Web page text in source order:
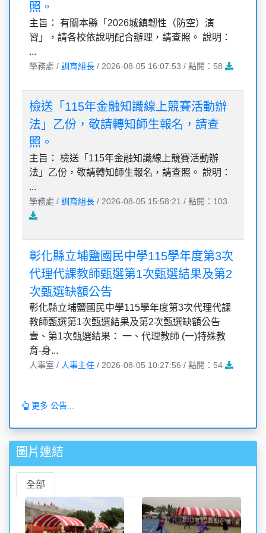
照。
主旨： 有關本縣「2026城鎮韌性（防空）演
習」，請各校依說明配合辦理，請查照。 說明：
...
學務處 / 訓育組長 / 2026-08-05 16:07:53 / 點閱：58
檢送「115年金融知識線上競賽活動辦
法」乙份，敬請轉知師生報名，請查
照。
主旨： 檢送「115年金融知識線上競賽活動辦
法」乙份，敬請轉知師生報名，請查照。 說明：
...
學務處 / 訓育組長 / 2026-08-05 15:58:21 / 點閱：103
彰化縣立埔鹽國民中學115學年度第3次
代理代課教師甄選第1次甄選結果及第2
次甄選缺額公告
彰化縣立埔鹽國民中學115學年度第3次代理代課
教師甄選第1次甄選結果及第2次甄選缺額公告
壹、第1次甄選結果： 一、代理教師 (一)特殊教
育-身...
人事室 / 人事主任 / 2026-08-05 10:27:56 / 點閱：54
更多 公告...
圖片連結
全部